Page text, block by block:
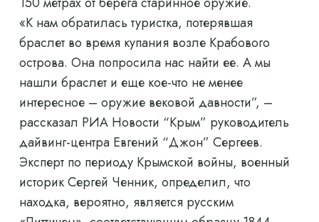
«К нам обратилась туристка, потерявшая
браслет во время купания возле Крабового
острова. Она попросила нас найти ее. А мы
нашли браслет и еще кое-что не менее
интересное – оружие вековой давности”, –
рассказал РИА Новости “Крым” руководитель
дайвинг-центра Евгений “Джон” Сергеев.
Эксперт по периоду Крымской войны, военный
историк Сергей Ченник, определил, что
находка, вероятно, является русским